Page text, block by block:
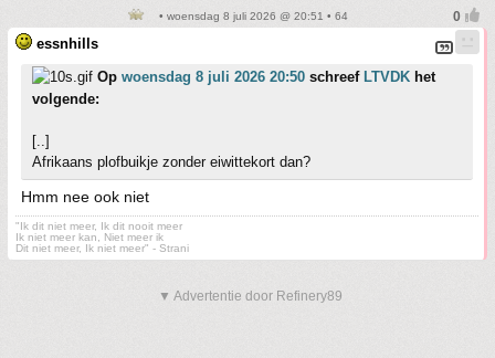
• woensdag 8 juli 2026 @ 20:51 • 64
essnhills
Op woensdag 8 juli 2026 20:50 schreef LTVDK het
volgende:
[..]
Afrikaans plofbuikje zonder eiwittekort dan?
Hmm nee ook niet
"Ik dit niet meer, Ik dit nooit meer
Ik niet meer kan, Niet meer ik
Dit niet meer, Ik niet meer" - Strani
▼ Advertentie door Refinery89